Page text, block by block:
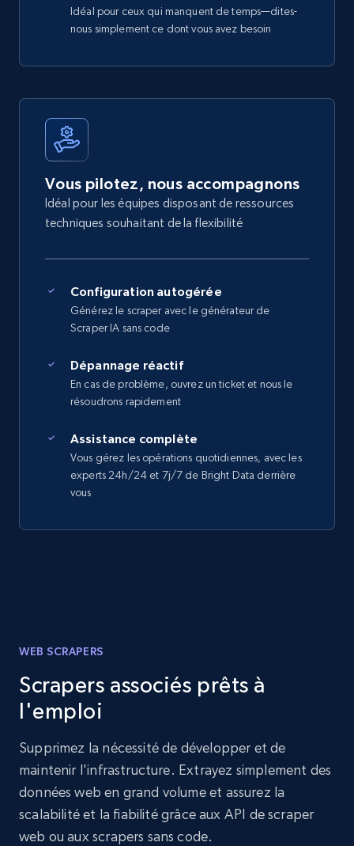
Idéal pour ceux qui manquent de temps—dites-
nous simplement ce dont vous avez besoin
Vous pilotez, nous accompagnons
Idéal pour les équipes disposant de ressources
techniques souhaitant de la flexibilité
Configuration autogérée
Générez le scraper avec le générateur de
Scraper IA sans code
Dépannage réactif
En cas de problème, ouvrez un ticket et nous le
résoudrons rapidement
Assistance complète
Vous gérez les opérations quotidiennes, avec les
experts 24h/24 et 7j/7 de Bright Data derrière
vous
WEB SCRAPERS
Scrapers associés prêts à
l'emploi
Supprimez la nécessité de développer et de
maintenir l'infrastructure. Extrayez simplement des
données web en grand volume et assurez la
scalabilité et la fiabilité grâce aux API de scraper
web ou aux scrapers sans code.